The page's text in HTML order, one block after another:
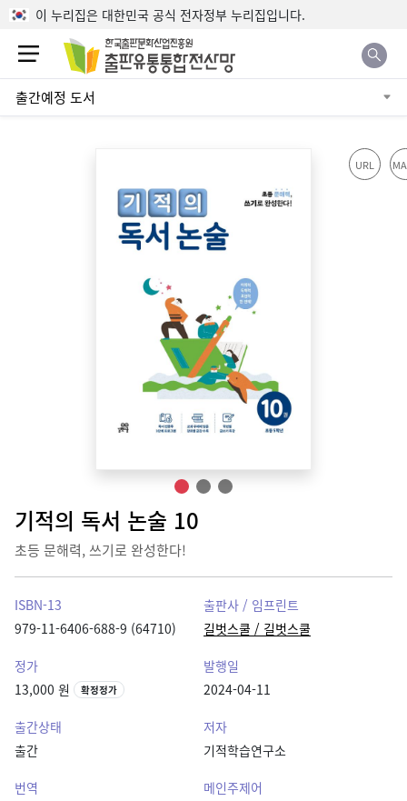
본문으로 바로가기
이 누리집은 대한민국 공식 전자정부 누리집입니다.
출간예정 도서
기적의 독서 논술 10
초등 문해력, 쓰기로 완성한다!
ISBN-13
979-11-6406-688-9 (64710)
출판사 / 임프린트
길벗스쿨 / 길벗스쿨
정가
13,000 원
확정정가
발행일
2024-04-11
출간상태
출간
저자
기적학습연구소
번역
메인주제어
URL